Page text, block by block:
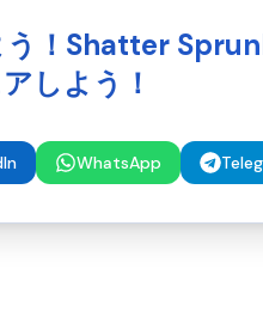
！Shatter
しよう！
WhatsApp